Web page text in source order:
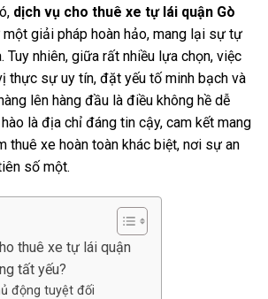
dịch vụ cho thuê xe tự lái quận Gò
giải pháp hoàn hảo, mang lại sự tự
Tuy nhiên, giữa rất nhiều lựa chọn, việc
thực sự uy tín, đặt yếu tố minh bạch và
lên hàng đầu là điều không hề dễ
là địa chỉ đáng tin cậy, cam kết mang
thuê xe hoàn toàn khác biệt, nơi sự an
số một.
thuê xe tự lái quận
tất yếu?
động tuyệt đối